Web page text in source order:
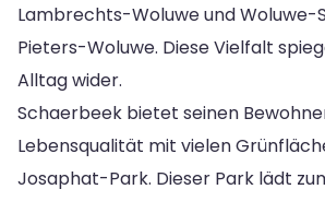
Lambrechts-Woluwe und
Pieters-Woluwe. Diese Vielfalt
Alltag wider.
Schaerbeek bietet seinen
Lebensqualität mit vielen
Josaphat-Park. Dieser Park lädt